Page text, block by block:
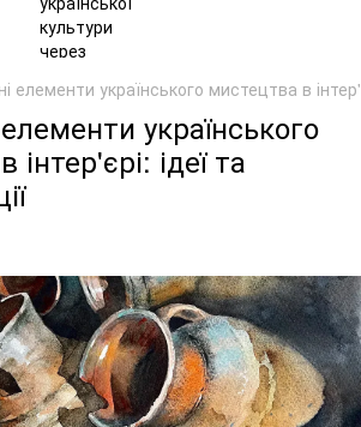
елементи українського мистецтва в
українського
ідеї та